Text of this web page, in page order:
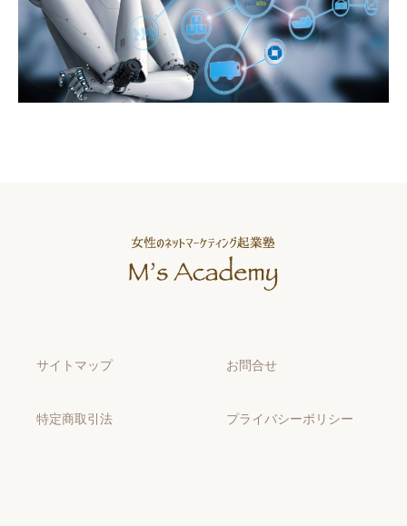
サイトマップ お問合せ
特定商取引法 プライバシーポリシー